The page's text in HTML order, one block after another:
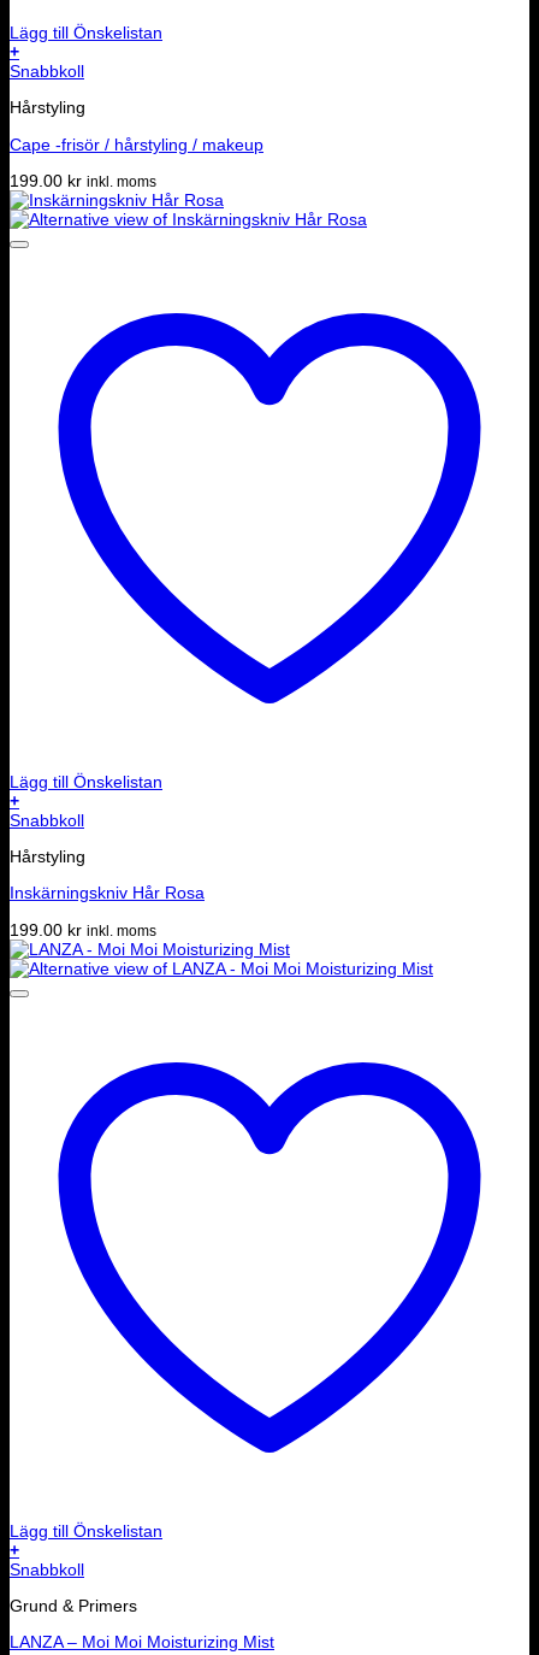
Lägg till Önskelistan
+
Snabbkoll
Hårstyling
Cape -frisör / hårstyling / makeup
199.00 kr inkl. moms
Lägg till Önskelistan
+
Snabbkoll
Hårstyling
Inskärningskniv Hår Rosa
199.00 kr inkl. moms
Lägg till Önskelistan
+
Snabbkoll
Grund & Primers
LANZA – Moi Moi Moisturizing Mist